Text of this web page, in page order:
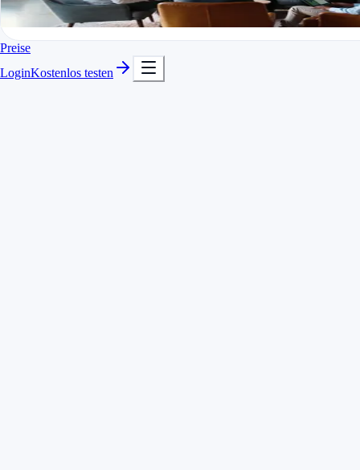
In Minuten startklar
Kostenlos testen
Preise
LoginKostenlos testen